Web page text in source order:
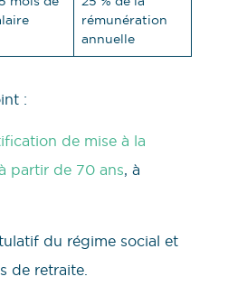
rémunération
annuelle
:
de mise à la
partir de 70 ans, à
du régime social et
de retraite.